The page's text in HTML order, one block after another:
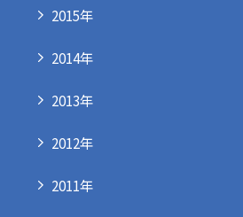
2015年
2014年
2013年
2012年
2011年